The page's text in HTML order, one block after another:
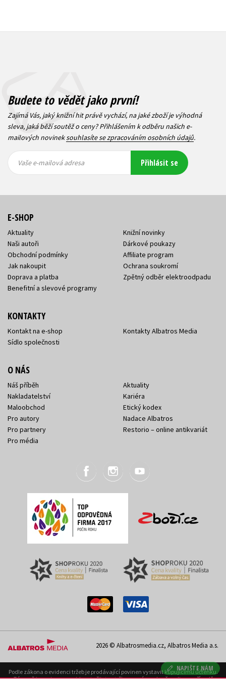
NAPIŠTE NÁM
Budete to vědět jako první!
Zajímá Vás, jaký knižní hit právě vychází, na jaké zboží je výhodná
sleva, jaká běží soutěž o ceny? Přihlášením k odběru našich e-
mailových novineksouhlasíte se zpracováním osobních údajů.
mailová
mailová
Vaše e-mailová adresa Přihlásit se
E-SHOP
Aktuality
Naši autoři
Obchodní podmínky
Jak nakoupit
Doprava a platba
Benefitní a slevové programy
Knižní novinky
Dárkové poukazy
Affiliate program
Ochrana soukromí
Zpětný odběr elektroodpadu
KONTAKTY
Kontakt na e-shop
Sídlo společnosti
Kontakty Albatros Media
O NÁS
Náš příběh
Nakladatelství
Maloobchod
Pro autory
Pro partnery
Pro média
Aktuality
Kariéra
Etický kodex
Nadace Albatros
Restorio – online antikvariát
2026 © Albatrosmedia.cz, Albatros Media a.s.
Podle zákona o evidenci tržeb je prodávající povinen vystavit kupujícímu účtenku.